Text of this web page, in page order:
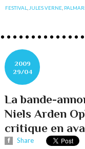
FESTIVAL
JULES VERNE
2009
29/04
La bande-
Niels Arden
critique en
Share